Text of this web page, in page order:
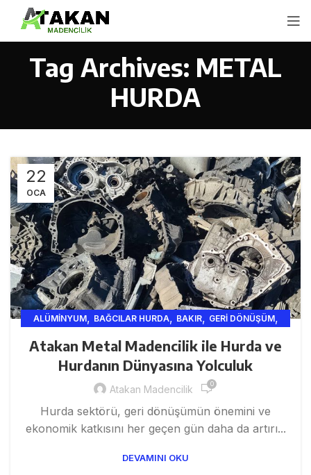
Tag Archives: METAL
HURDA
22
OCA
ALÜMINYUM, BAĞCILAR HURDA, BAKIR, GERI DÖNÜŞÜM,
METAL VE MADENCILIK,METALV, SAR
Atakan Metal Madencilik ile Hurda ve
Hurdanın Dünyasına Yolculuk
Atakan Madencilik 0
Hurda sektörü, geri dönüşümün önemini ve
ekonomik katkısını her geçen gün daha da artırı...
DEVAMINI OKU